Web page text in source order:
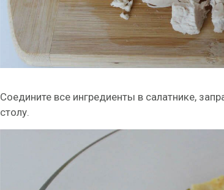
Соедините все ингредиенты в салатнике,
столу.